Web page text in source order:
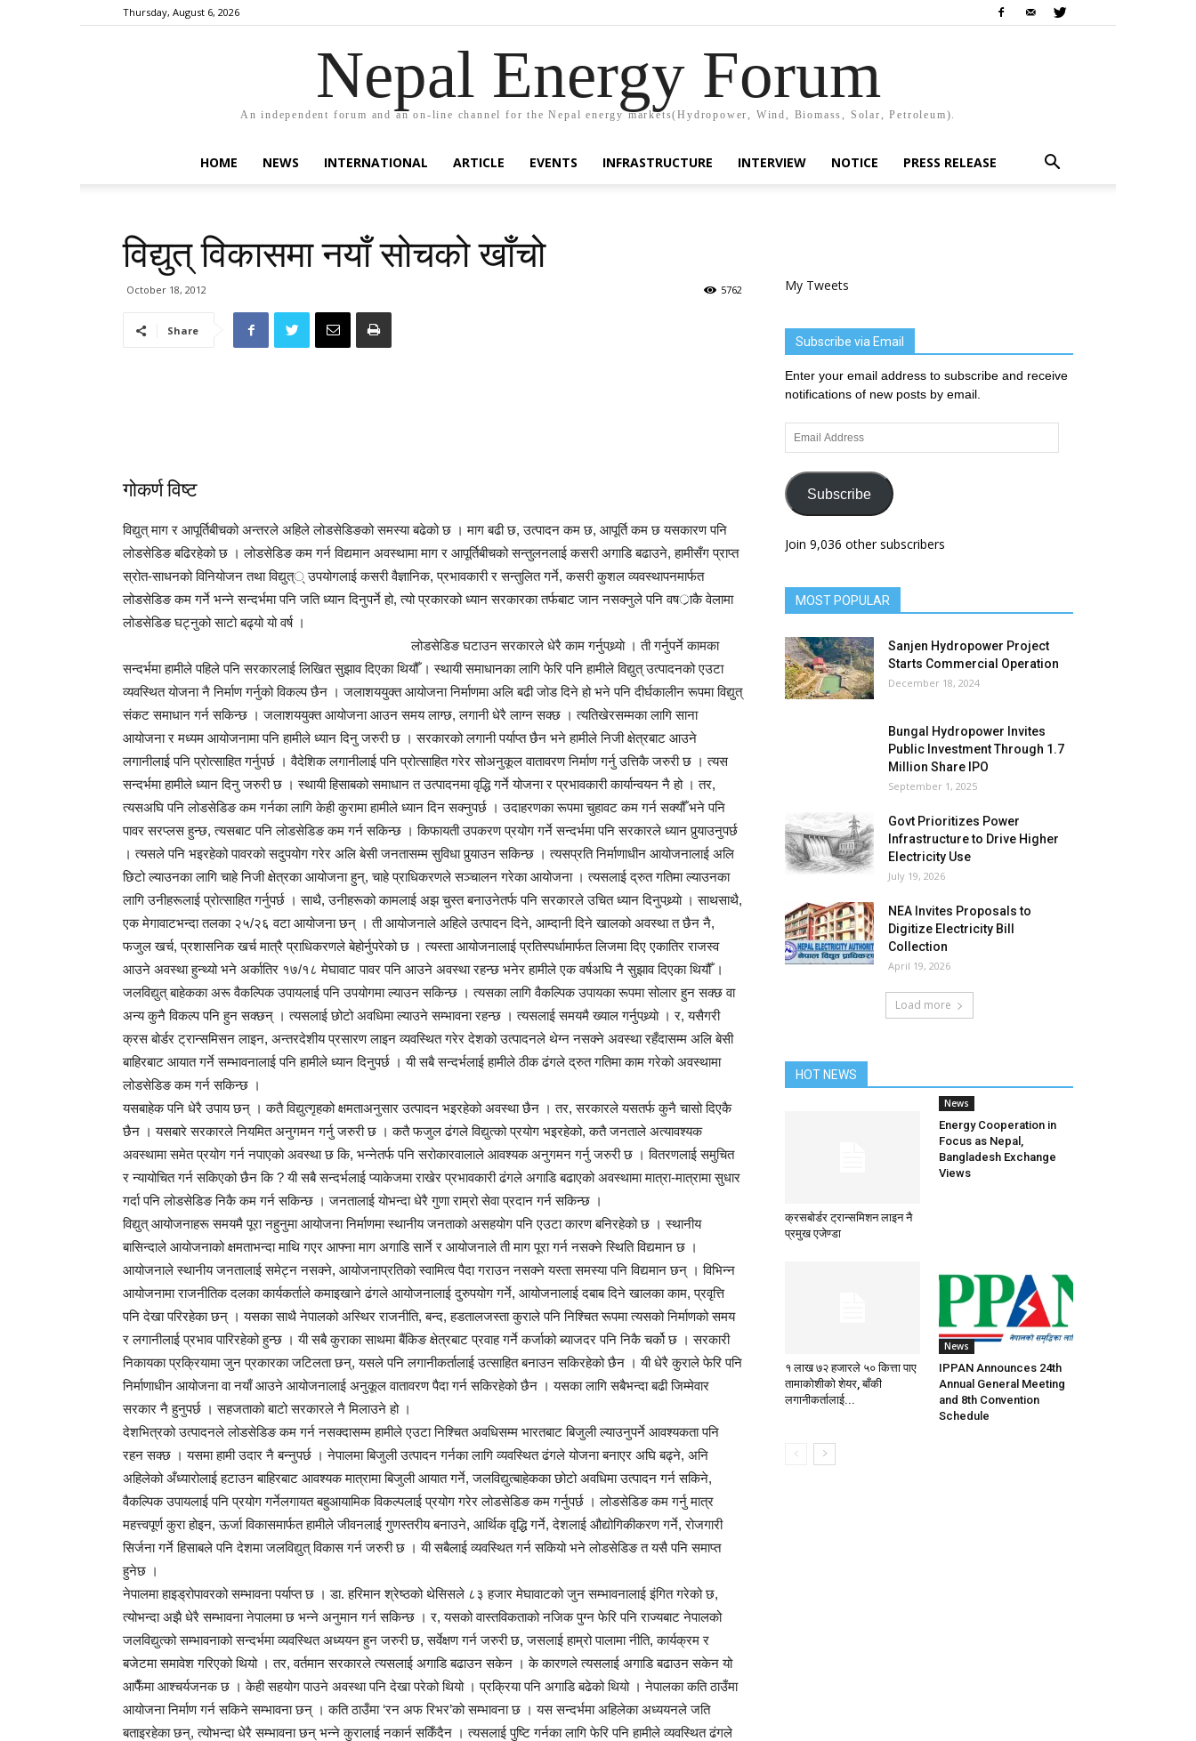
Thursday, August 6, 2026
Nepal Energy Forum
An independent forum and an on-line channel for the Nepal energy markets(Hydropower, Wind, Biomass, Solar, Petroleum).
HOME NEWS INTERNATIONAL ARTICLE EVENTS INFRASTRUCTURE INTERVIEW NOTICE PRESS RELEASE
विद्युत् विकासमा नयाँ सोचको खाँचो
October 18, 2012 5762
Share
गोकर्ण विष्ट
विद्युत् माग र आपूर्तिबीचको अन्तरले अहिले लोडसेडिङको समस्या बढेको छ । माग बढी छ, उत्पादन कम छ, आपूर्ति कम छ यसकारण पनि
लोडसेडिङ बढिरहेको छ । लोडसेडिङ कम गर्न विद्यमान अवस्थामा माग र आपूर्तिबीचको सन्तुलनलाई कसरी अगाडि बढाउने, हामीसँग प्राप्त
स्रोत-साधनको विनियोजन तथा विद्युत्् उपयोगलाई कसरी वैज्ञानिक, प्रभावकारी र सन्तुलित गर्ने, कसरी कुशल व्यवस्थापनमार्फत
लोडसेडिङ कम गर्ने भन्ने सन्दर्भमा पनि जति ध्यान दिनुपर्ने हो, त्यो प्रकारको ध्यान सरकारका तर्फबाट जान नसक्नुले पनि वषर्ाकै वेलामा
लोडसेडिङ घट्नुको साटो बढ्यो यो वर्ष ।
लोडसेडिङ घटाउन सरकारले धेरै काम गर्नुपथ्र्याे । ती गर्नुपर्ने कामका
सन्दर्भमा हामीले पहिले पनि सरकारलाई लिखित सुझाव दिएका थियौँ । स्थायी समाधानका लागि फेरि पनि हामीले विद्युत् उत्पादनको एउटा
व्यवस्थित योजना नै निर्माण गर्नुको विकल्प छैन । जलाशययुक्त आयोजना निर्माणमा अलि बढी जोड दिने हो भने पनि दीर्घकालीन रूपमा विद्युत्
संकट समाधान गर्न सकिन्छ । जलाशययुक्त आयोजना आउन समय लाग्छ, लगानी धेरै लाग्न सक्छ । त्यतिखेरसम्मका लागि साना
आयोजना र मध्यम आयोजनामा पनि हामीले ध्यान दिनु जरुरी छ । सरकारको लगानी पर्याप्त छैन भने हामीले निजी क्षेत्रबाट आउने
लगानीलाई पनि प्रोत्साहित गर्नुपर्छ । वैदेशिक लगानीलाई पनि प्रोत्साहित गरेर सोअनुकूल वातावरण निर्माण गर्नु उत्तिकै जरुरी छ । त्यस
सन्दर्भमा हामीले ध्यान दिनु जरुरी छ । स्थायी हिसाबको समाधान त उत्पादनमा वृद्धि गर्ने योजना र प्रभावकारी कार्यान्वयन नै हो । तर,
त्यसअघि पनि लोडसेडिङ कम गर्नका लागि केही कुरामा हामीले ध्यान दिन सक्नुपर्छ । उदाहरणका रूपमा चुहावट कम गर्न सक्यौँ भने पनि
पावर सरप्लस हुन्छ, त्यसबाट पनि लोडसेडिङ कम गर्न सकिन्छ । किफायती उपकरण प्रयोग गर्ने सन्दर्भमा पनि सरकारले ध्यान पुर्‍याउनुपर्छ
। त्यसले पनि भइरहेको पावरको सदुपयोग गरेर अलि बेसी जनतासम्म सुविधा पुर्‍याउन सकिन्छ । त्यसप्रति निर्माणाधीन आयोजनालाई अलि
छिटो ल्याउनका लागि चाहे निजी क्षेत्रका आयोजना हुन्, चाहे प्राधिकरणले सञ्चालन गरेका आयोजना । त्यसलाई द्रुत गतिमा ल्याउनका
लागि उनीहरूलाई प्रोत्साहित गर्नुपर्छ । साथै, उनीहरूको कामलाई अझ चुस्त बनाउनेतर्फ पनि सरकारले उचित ध्यान दिनुपथ्र्याे । साथसाथै,
एक मेगावाटभन्दा तलका २५/२६ वटा आयोजना छन् । ती आयोजनाले अहिले उत्पादन दिने, आम्दानी दिने खालको अवस्था त छैन नै,
फजुल खर्च, प्रशासनिक खर्च मात्रै प्राधिकरणले बेहोर्नुपरेको छ । त्यस्ता आयोजनालाई प्रतिस्पर्धामार्फत लिजमा दिए एकातिर राजस्व
आउने अवस्था हुन्थ्यो भने अर्कातिर १७/१८ मेघावाट पावर पनि आउने अवस्था रहन्छ भनेर हामीले एक वर्षअघि नै सुझाव दिएका थियौँ ।
जलविद्युत् बाहेकका अरू वैकल्पिक उपायलाई पनि उपयोगमा ल्याउन सकिन्छ । त्यसका लागि वैकल्पिक उपायका रूपमा सोलार हुन सक्छ वा
अन्य कुनै विकल्प पनि हुन सक्छन् । त्यसलाई छोटो अवधिमा ल्याउने सम्भावना रहन्छ । त्यसलाई समयमै ख्याल गर्नुपथ्र्याे । र, यसैगरी
क्रस बोर्डर ट्रान्समिसन लाइन, अन्तरदेशीय प्रसारण लाइन व्यवस्थित गरेर देशको उत्पादनले थेग्न नसक्ने अवस्था रहँदासम्म अलि बेसी
बाहिरबाट आयात गर्ने सम्भावनालाई पनि हामीले ध्यान दिनुपर्छ । यी सबै सन्दर्भलाई हामीले ठीक ढंगले द्रुत गतिमा काम गरेको अवस्थामा
लोडसेडिङ कम गर्न सकिन्छ ।
यसबाहेक पनि धेरै उपाय छन् । कतै विद्युत्गृहको क्षमताअनुसार उत्पादन भइरहेको अवस्था छैन । तर, सरकारले यसतर्फ कुनै चासो दिएकै
छैन । यसबारे सरकारले नियमित अनुगमन गर्नु जरुरी छ । कतै फजुल ढंगले विद्युत्को प्रयोग भइरहेको, कतै जनताले अत्यावश्यक
अवस्थामा समेत प्रयोग गर्न नपाएको अवस्था छ कि, भन्नेतर्फ पनि सरोकारवालाले आवश्यक अनुगमन गर्नु जरुरी छ । वितरणलाई समुचित
र न्यायोचित गर्न सकिएको छैन कि ? यी सबै सन्दर्भलाई प्याकेजमा राखेर प्रभावकारी ढंगले अगाडि बढाएको अवस्थामा मात्रा-मात्रामा सुधार
गर्दा पनि लोडसेडिङ निकै कम गर्न सकिन्छ । जनतालाई योभन्दा धेरै गुणा राम्रो सेवा प्रदान गर्न सकिन्छ ।
विद्युत् आयोजनाहरू समयमै पूरा नहुनुमा आयोजना निर्माणमा स्थानीय जनताको असहयोग पनि एउटा कारण बनिरहेको छ । स्थानीय
बासिन्दाले आयोजनाको क्षमताभन्दा माथि गएर आफ्ना माग अगाडि सार्ने र आयोजनाले ती माग पूरा गर्न नसक्ने स्थिति विद्यमान छ ।
आयोजनाले स्थानीय जनतालाई समेट्न नसक्ने, आयोजनाप्रतिको स्वामित्व पैदा गराउन नसक्ने यस्ता समस्या पनि विद्यमान छन् । विभिन्न
आयोजनामा राजनीतिक दलका कार्यकर्ताले कमाइखाने ढंगले आयोजनालाई दुरुपयोग गर्ने, आयोजनालाई दबाब दिने खालका काम, प्रवृत्ति
पनि देखा परिरहेका छन् । यसका साथै नेपालको अस्थिर राजनीति, बन्द, हडतालजस्ता कुराले पनि निश्चित रूपमा त्यसको निर्माणको समय
र लगानीलाई प्रभाव पारिरहेको हुन्छ । यी सबै कुराका साथमा बैंकिङ क्षेत्रबाट प्रवाह गर्ने कर्जाको ब्याजदर पनि निकै चर्को छ । सरकारी
निकायका प्रक्रियामा जुन प्रकारका जटिलता छन्, यसले पनि लगानीकर्तालाई उत्साहित बनाउन सकिरहेको छैन । यी धेरै कुराले फेरि पनि
निर्माणाधीन आयोजना वा नयाँ आउने आयोजनालाई अनुकूल वातावरण पैदा गर्न सकिरहेको छैन । यसका लागि सबैभन्दा बढी जिम्मेवार
सरकार नै हुनुपर्छ । सहजताको बाटो सरकारले नै मिलाउने हो ।
देशभित्रको उत्पादनले लोडसेडिङ कम गर्न नसक्दासम्म हामीले एउटा निश्चित अवधिसम्म भारतबाट बिजुली ल्याउनुपर्ने आवश्यकता पनि
रहन सक्छ । यसमा हामी उदार नै बन्नुपर्छ । नेपालमा बिजुली उत्पादन गर्नका लागि व्यवस्थित ढंगले योजना बनाएर अघि बढ्ने, अनि
अहिलेको अँध्यारोलाई हटाउन बाहिरबाट आवश्यक मात्रामा बिजुली आयात गर्ने, जलविद्युत्बाहेकका छोटो अवधिमा उत्पादन गर्न सकिने,
वैकल्पिक उपायलाई पनि प्रयोग गर्नेलगायत बहुआयामिक विकल्पलाई प्रयोग गरेर लोडसेडिङ कम गर्नुपर्छ । लोडसेडिङ कम गर्नु मात्र
महत्त्वपूर्ण कुरा होइन, ऊर्जा विकासमार्फत हामीले जीवनलाई गुणस्तरीय बनाउने, आर्थिक वृद्धि गर्ने, देशलाई औद्योगिकीकरण गर्ने, रोजगारी
सिर्जना गर्ने हिसाबले पनि देशमा जलविद्युत् विकास गर्न जरुरी छ । यी सबैलाई व्यवस्थित गर्न सकियो भने लोडसेडिङ त यसै पनि समाप्त
हुनेछ ।
नेपालमा हाइड्रोपावरको सम्भावना पर्याप्त छ । डा. हरिमान श्रेष्ठको थेसिसले ८३ हजार मेघावाटको जुन सम्भावनालाई इंगित गरेको छ,
त्योभन्दा अझै धेरै सम्भावना नेपालमा छ भन्ने अनुमान गर्न सकिन्छ । र, यसको वास्तविकताको नजिक पुग्न फेरि पनि राज्यबाट नेपालको
जलविद्युत्को सम्भावनाको सन्दर्भमा व्यवस्थित अध्ययन हुन जरुरी छ, सर्वेक्षण गर्न जरुरी छ, जसलाई हाम्रो पालामा नीति, कार्यक्रम र
बजेटमा समावेश गरिएको थियो । तर, वर्तमान सरकारले त्यसलाई अगाडि बढाउन सकेन । के कारणले त्यसलाई अगाडि बढाउन सकेन यो
आफैँमा आश्चर्यजनक छ । केही सहयोग पाउने अवस्था पनि देखा परेको थियो । प्रक्रिया पनि अगाडि बढेको थियो । नेपालका कति ठाउँमा
आयोजना निर्माण गर्न सकिने सम्भावना छन् । कति ठाउँमा ‘रन अफ रिभर’को सम्भावना छ । यस सन्दर्भमा अहिलेका अध्ययनले जति
बताइरहेका छन्, त्योभन्दा धेरै सम्भावना छन् भन्ने कुरालाई नकार्न सकिँदैन । त्यसलाई पुष्टि गर्नका लागि फेरि पनि हामीले व्यवस्थित ढंगले
My Tweets
Subscribe via Email
Enter your email address to subscribe and receive
notifications of new posts by email.
Email
Address
Subscribe
Join 9,036 other subscribers
MOST POPULAR
Sanjen Hydropower Project
Starts Commercial Operation
December 18, 2024
Bungal Hydropower Invites
Public Investment Through 1.7
Million Share IPO
September 1, 2025
Govt Prioritizes Power
Infrastructure to Drive Higher
Electricity Use
July 19, 2026
NEA Invites Proposals to
Digitize Electricity Bill
Collection
April 19, 2026
Load more
HOT NEWS
क्रसबाेर्डर ट्रान्समिशन लाइन नै
प्रमुख एजेण्डा
News
Energy Cooperation in
Focus as Nepal,
Bangladesh Exchange
Views
१ लाख ७२ हजारले ५० कित्ता पाए
तामाकोशीको शेयर, बाँकी
लगानीकर्तालाई...
News
IPPAN Announces 24th
Annual General Meeting
and 8th Convention
Schedule